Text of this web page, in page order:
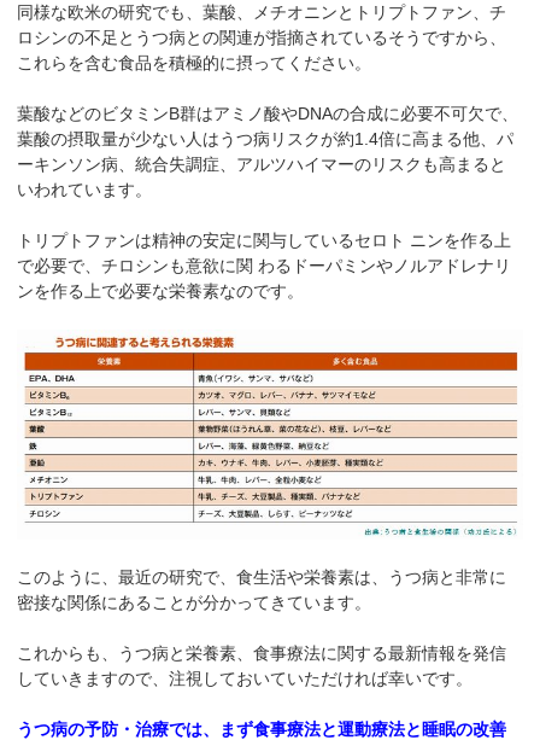
同様な欧米の研究でも、葉酸、メチオニンとトリプトファン、チ
ロシンの不足とうつ病との関連が指摘されているそうですから、
これらを含む食品を積極的に摂ってください。
葉酸などのビタミンB群はアミノ酸やDNAの合成に必要不可欠で、
葉酸の摂取量が少ない人はうつ病リスクが約1.4倍に高まる他、パ
ーキンソン病、統合失調症、アルツハイマーのリスクも高まると
いわれています。
トリプトファンは精神の安定に関与しているセロト ニンを作る上
で必要で、チロシンも意欲に関 わるドーパミンやノルアドレナリ
ンを作る上で必要な栄養素なのです。
このように、最近の研究で、食生活や栄養素は、うつ病と非常に
密接な関係にあることが分かってきています。
これからも、うつ病と栄養素、食事療法に関する最新情報を発信
していきますので、注視しておいていただければ幸いです。
うつ病の予防・治療では、まず食事療法と運動療法と睡眠の改善